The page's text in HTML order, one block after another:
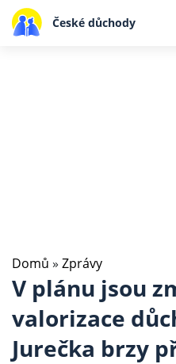
České důchody
Domů » Zprávy
V plánu jsou
valorizace
Jurečka brzy